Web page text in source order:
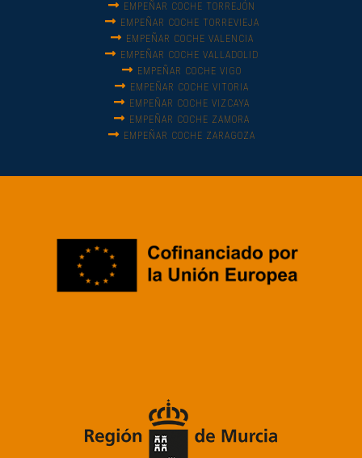
EMPEÑAR COCHE TORREJÓN
EMPEÑAR COCHE TORREVIEJA
EMPEÑAR COCHE VALENCIA
EMPEÑAR COCHE VALLADOLID
EMPEÑAR COCHE VIGO
EMPEÑAR COCHE VITORIA
EMPEÑAR COCHE VIZCAYA
EMPEÑAR COCHE ZAMORA
EMPEÑAR COCHE ZARAGOZA